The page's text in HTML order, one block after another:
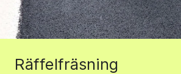
Räffelfräsning